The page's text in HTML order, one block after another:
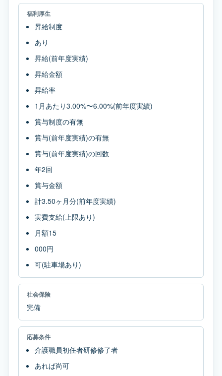
福利厚生
昇給制度
あり
昇給(前年度実績)
昇給金額
昇給率
1月あたり3.00%〜6.00%(前年度実績)
賞与制度の有無
賞与(前年度実績)の有無
賞与(前年度実績)の回数
年2回
賞与金額
計3.50ヶ月分(前年度実績)
実費支給(上限あり)
月額15
000円
可(駐車場あり)
社会保険
完備
応募条件
介護職員初任者研修修了者
あれば尚可